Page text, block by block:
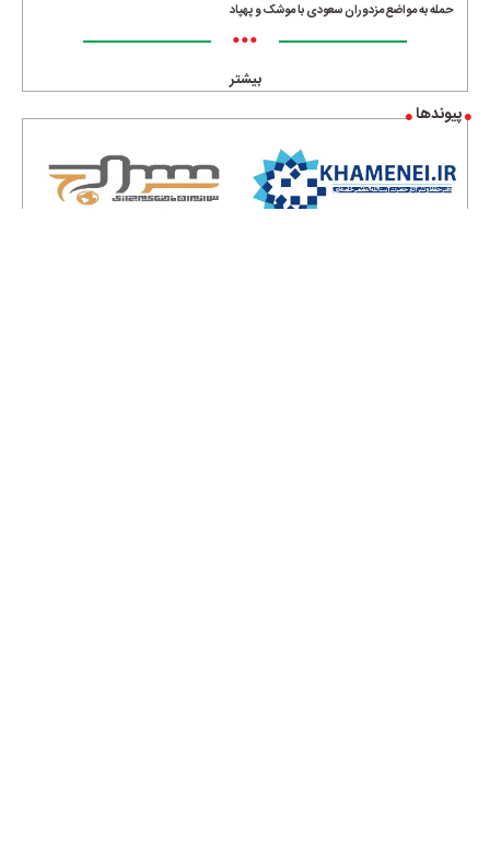
حمله به مواضع مزدوران سعودی با موشک و پهپاد
•••
بیشتر
پیوندها